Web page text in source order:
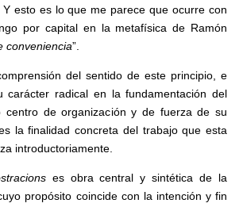
Y esto es lo que me parece que ocurre con
por capital en la metafísica de Ramón
conveniencia”.
del sentido de este principio, e
carácter radical en la fundamentación del
centro de organización y de fuerza de su
la finalidad concreta del trabajo que esta
introductoriamente.
es obra central y sintética de la
propósito coincide con la intención y fin